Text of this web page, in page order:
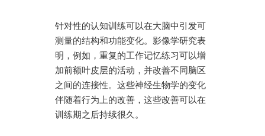
针对性的认知训练可以在大脑中引发可
测量的结构和功能变化。影像学研究表
明，例如，重复的工作记忆练习可以增
加前额叶皮层的活动，并改善不同脑区
之间的连接性。这些神经生物学的变化
伴随着行为上的改善，这些改善可以在
训练期之后持续很久。